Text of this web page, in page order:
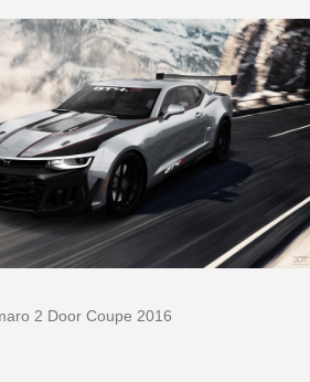
2 Door Coupe 2016